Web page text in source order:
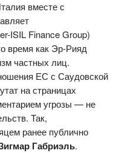
вместе с
ISIL Finance Group)
время как Эр-Рияд
частных лиц.
ЕС с Саудовской
на страницах
угрозы — не
Так,
ранее публично
Габриэль.